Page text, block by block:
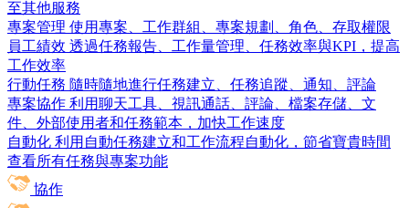
至其他服務
專案管理 使用專案、工作群組、專案規劃、角色、存取權限
員工績效 透過任務報告、工作量管理、任務效率與KPI，提高
工作效率
行動任務 隨時隨地進行任務建立、任務追蹤、通知、評論
專案協作 利用聊天工具、視訊通話、評論、檔案存儲、文
件、外部使用者和任務範本，加快工作速度
自動化 利用自動任務建立和工作流程自動化，節省寶貴時間
查看所有任務與專案功能
協作